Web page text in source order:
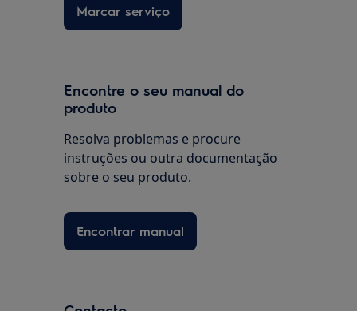
Marcar serviço
Encontre o seu manual do
produto
Resolva problemas e procure
instruções ou outra documentação
sobre o seu produto.
Encontrar manual